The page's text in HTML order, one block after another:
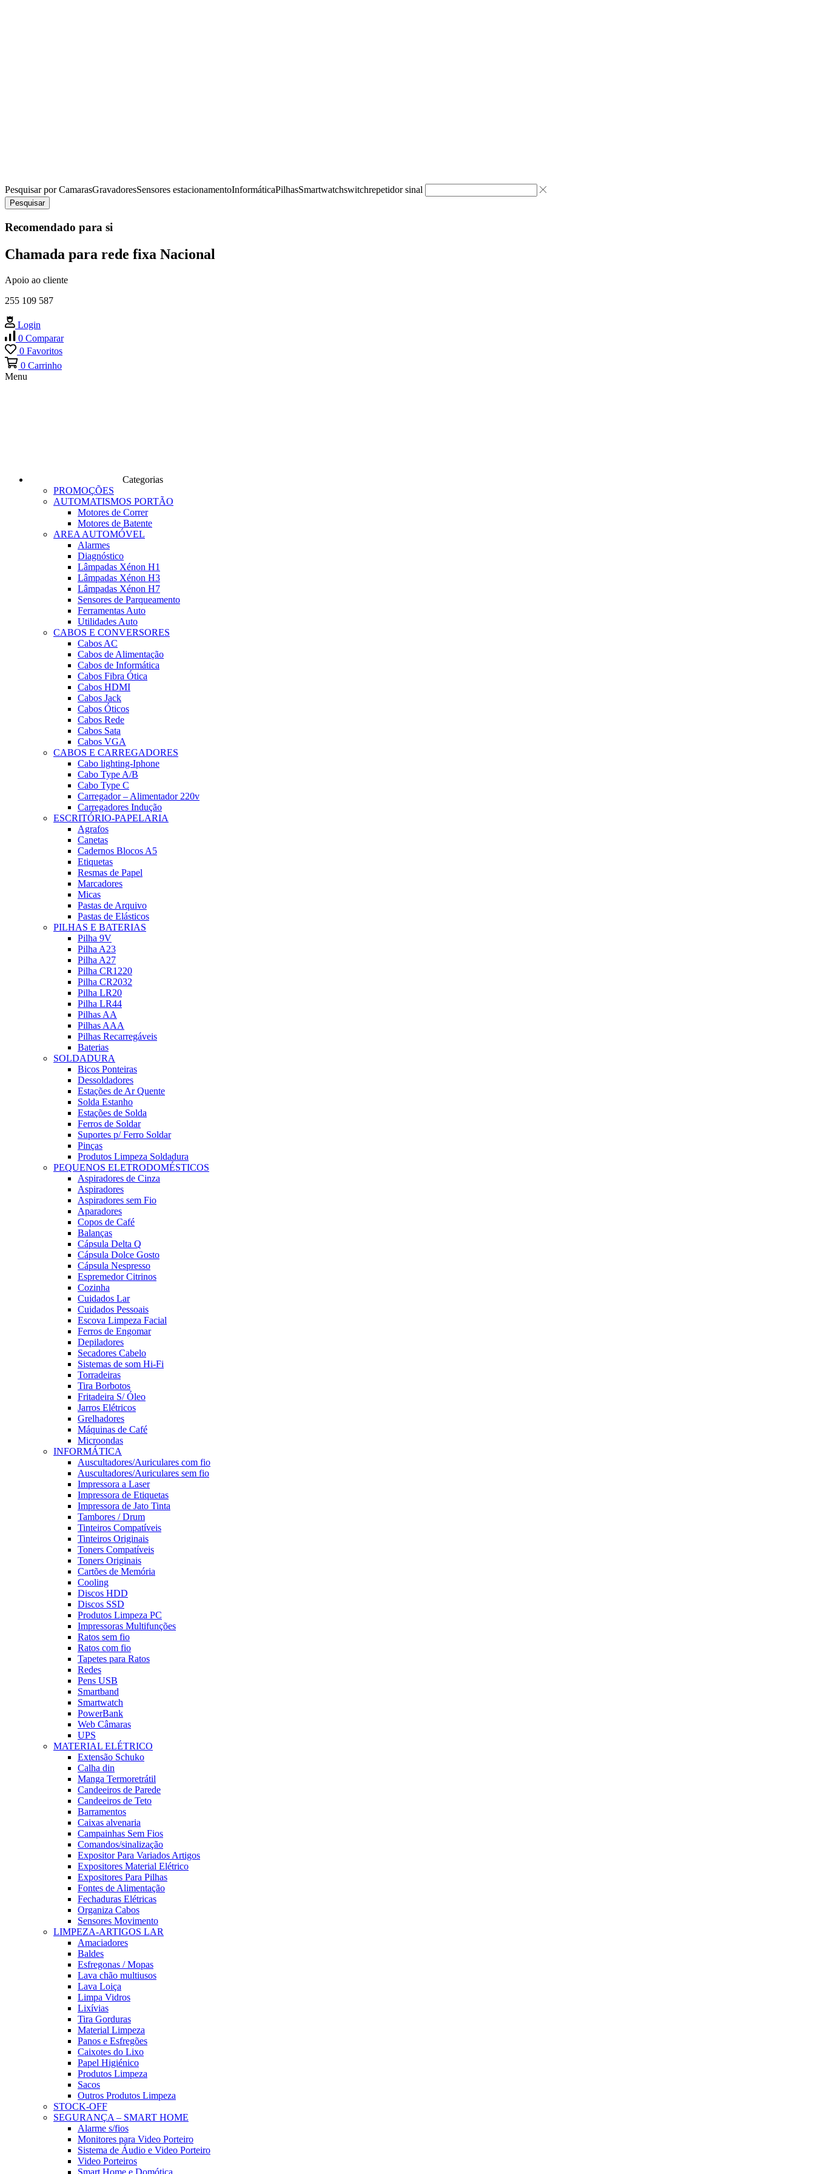
Pesquisar porCamarasGravadoresSensores estacionamentoInformáticaPilhasSmartwatchswitchrepetidor sinal
Pesquisar
Recomendado para si
Chamada para rede fixa Nacional
Apoio ao cliente
255 109 587
Login
0 Comparar
0 Favoritos
0 Carrinho
Menu
Categorias
PROMOÇÕES
AUTOMATISMOS PORTÃO
Motores de Correr
Motores de Batente
AREA AUTOMÓVEL
Alarmes
Diagnóstico
Lâmpadas Xénon H1
Lâmpadas Xénon H3
Lâmpadas Xénon H7
Sensores de Parqueamento
Ferramentas Auto
Utilidades Auto
CABOS E CONVERSORES
Cabos AC
Cabos de Alimentação
Cabos de Informática
Cabos Fibra Ótica
Cabos HDMI
Cabos Jack
Cabos Óticos
Cabos Rede
Cabos Sata
Cabos VGA
CABOS E CARREGADORES
Cabo lighting-Iphone
Cabo Type A/B
Cabo Type C
Carregador – Alimentador 220v
Carregadores Indução
ESCRITÓRIO-PAPELARIA
Agrafos
Canetas
Cadernos Blocos A5
Etiquetas
Resmas de Papel
Marcadores
Micas
Pastas de Arquivo
Pastas de Elásticos
PILHAS E BATERIAS
Pilha 9V
Pilha A23
Pilha A27
Pilha CR1220
Pilha CR2032
Pilha LR20
Pilha LR44
Pilhas AA
Pilhas AAA
Pilhas Recarregáveis
Baterias
SOLDADURA
Bicos Ponteiras
Dessoldadores
Estações de Ar Quente
Solda Estanho
Estações de Solda
Ferros de Soldar
Suportes p/ Ferro Soldar
Pinças
Produtos Limpeza Soldadura
PEQUENOS ELETRODOMÉSTICOS
Aspiradores de Cinza
Aspiradores
Aspiradores sem Fio
Aparadores
Copos de Café
Balanças
Cápsula Delta Q
Cápsula Dolce Gosto
Cápsula Nespresso
Espremedor Citrinos
Cozinha
Cuidados Lar
Cuidados Pessoais
Escova Limpeza Facial
Ferros de Engomar
Depiladores
Secadores Cabelo
Sistemas de som Hi-Fi
Torradeiras
Tira Borbotos
Fritadeira S/ Óleo
Jarros Elétricos
Grelhadores
Máquinas de Café
Microondas
INFORMÁTICA
Auscultadores/Auriculares com fio
Auscultadores/Auriculares sem fio
Impressora a Laser
Impressora de Etiquetas
Impressora de Jato Tinta
Tambores / Drum
Tinteiros Compatíveis
Tinteiros Originais
Toners Compatíveis
Toners Originais
Cartões de Memória
Cooling
Discos HDD
Discos SSD
Produtos Limpeza PC
Impressoras Multifunções
Ratos sem fio
Ratos com fio
Tapetes para Ratos
Redes
Pens USB
Smartband
Smartwatch
PowerBank
Web Câmaras
UPS
MATERIAL ELÉTRICO
Extensão Schuko
Calha din
Manga Termoretrátil
Candeeiros de Parede
Candeeiros de Teto
Barramentos
Caixas alvenaria
Campainhas Sem Fios
Comandos/sinalização
Expositor Para Variados Artigos
Expositores Material Elétrico
Expositores Para Pilhas
Fontes de Alimentação
Fechaduras Elétricas
Organiza Cabos
Sensores Movimento
LIMPEZA-ARTIGOS LAR
Amaciadores
Baldes
Esfregonas / Mopas
Lava chão multiusos
Lava Loiça
Limpa Vidros
Lixívias
Tira Gorduras
Material Limpeza
Panos e Esfregões
Caixotes do Lixo
Papel Higiénico
Produtos Limpeza
Sacos
Outros Produtos Limpeza
STOCK-OFF
SEGURANÇA – SMART HOME
Alarme s/fios
Monitores para Video Porteiro
Sistema de Áudio e Video Porteiro
Video Porteiros
Smart Home e Domótica